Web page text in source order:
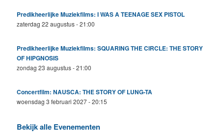
Predikheerlijke Muziekfilms: I WAS A TEENAGE SEX PISTOL
zaterdag 22 augustus - 21:00
Predikheerlijke Muziekfilms: SQUARING THE CIRCLE: THE STORY
OF HIPGNOSIS
zondag 23 augustus - 21:00
Concertfilm: NAUSCA: THE STORY OF LUNG-TA
woensdag 3 februari 2027 - 20:15
Bekijk alle Evenementen